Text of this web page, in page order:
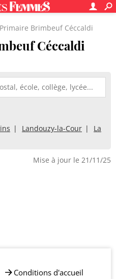
Brimbeuf Céccaldi
Céccaldi
Landouzy-la-Cour
La
Mise à jour le 21/11/25
Conditions d'accueil